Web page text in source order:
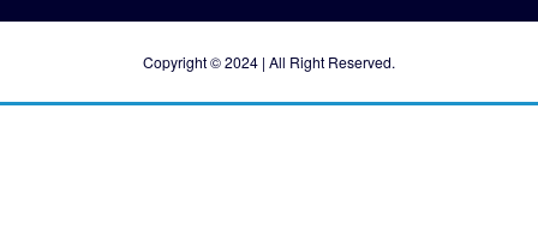
Copyright © 2024 | All Right Reserved.